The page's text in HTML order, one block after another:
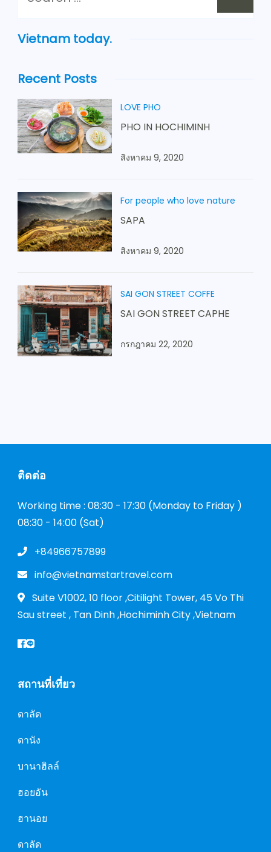
Vietnam today.
Recent Posts
LOVE PHO
PHO IN HOCHIMINH
สิงหาคม 9, 2020
For people who love nature
SAPA
สิงหาคม 9, 2020
SAI GON STREET COFFE
SAI GON STREET CAPHE
กรกฎาคม 22, 2020
ติดต่อ
Working time : 08:30 - 17:30 (Monday to Friday )
08:30 - 14:00 (Sat)
+84966757899
info@vietnamstartravel.com
Suite V1002, 10 floor ,Citilight Tower, 45 Vo Thi
Sau street , Tan Dinh ,Hochiminh City ,Vietnam
สถานที่เที่ยว
ดาลัด
ดานัง
บานาฮิลล์
ฮอยอัน
ฮานอย
ดาลัด